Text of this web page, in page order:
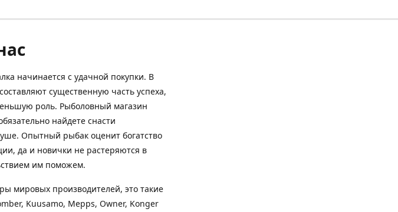
начинается с удачной покупки. В
существенную часть успеха,
роль. Рыболовный магазин
найдете снасти
Опытный рыбак оценит богатство
да и новички не растеряются в
им поможем.
мировых производителей, это такие
Kuusamo, Mepps, Owner, Konger